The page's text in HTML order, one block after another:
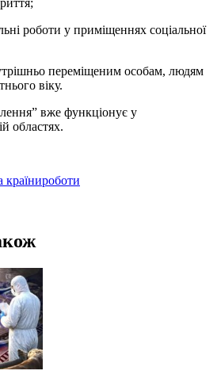
роботи у примiщеннях соцiальної
перемiщеним особам, людям
вiку.
вже функцiонує у
областях.
країнироботи